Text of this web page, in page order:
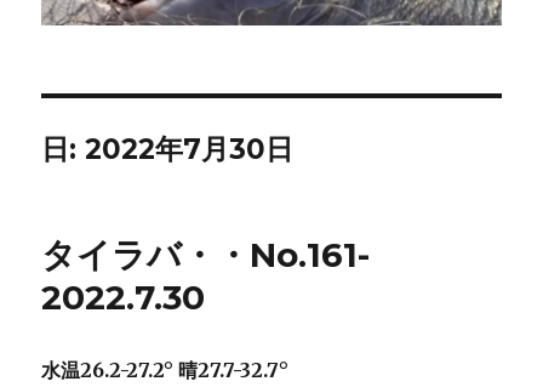
日:2022年7月30日
タイラバ・・No.161-
2022.7.30
水温26.2-27.2° 晴27.7-32.7°